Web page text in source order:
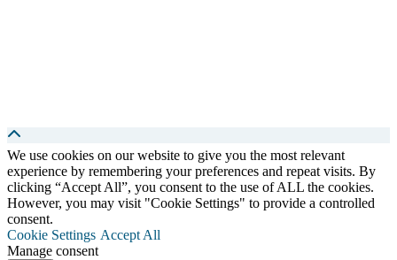
We use cookies on our website to give you the most relevant
experience by remembering your preferences and repeat visits. By
clicking “Accept All”, you consent to the use of ALL the cookies.
However, you may visit "Cookie Settings" to provide a controlled
consent.
Cookie Settings Accept All
Manage consent